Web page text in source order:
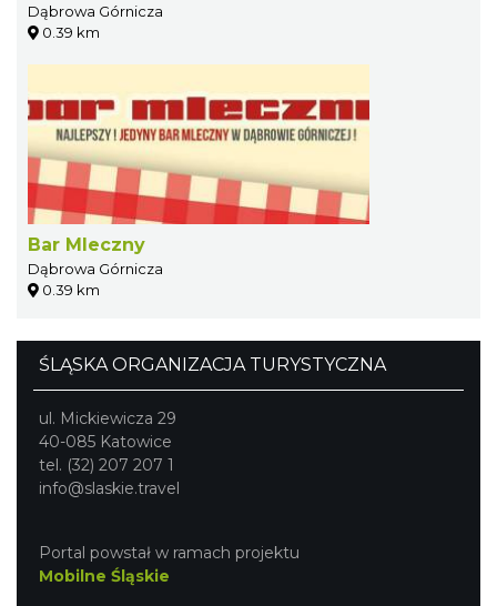
Dąbrowa Górnicza
0.39 km
Bar Mleczny
Dąbrowa Górnicza
0.39 km
ŚLĄSKA ORGANIZACJA TURYSTYCZNA
ul. Mickiewicza 29
40-085 Katowice
tel. (32) 207 207 1
info@slaskie.travel
Portal powstał w ramach projektu
Mobilne Śląskie